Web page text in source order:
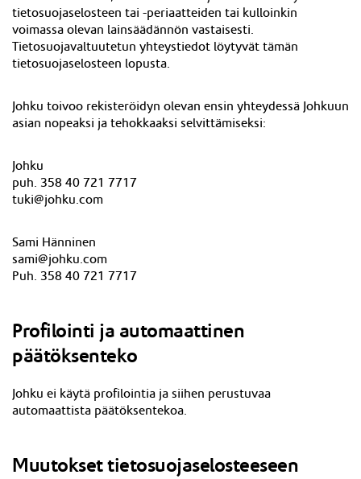
tietosuojaselosteen tai -periaatteiden tai kulloinkin
voimassa olevan lainsäädännön vastaisesti.
Tietosuojavaltuutetun yhteystiedot löytyvät tämän
tietosuojaselosteen lopusta.
Johku toivoo rekisteröidyn olevan ensin yhteydessä Johkuun
asian nopeaksi ja tehokkaaksi selvittämiseksi:
Johku
puh. 358 40 721 7717
tuki@johku.com
Sami Hänninen
sami@johku.com
Puh. 358 40 721 7717
Profilointi ja automaattinen
päätöksenteko
Johku ei käytä profilointia ja siihen perustuvaa
automaattista päätöksentekoa.
Muutokset tietosuojaselosteeseen